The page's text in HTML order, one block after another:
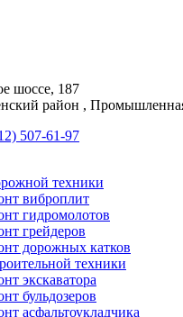
шоссе, 187
район ,
507-61-97
техники
виброплит
гидромолотов
грейдеров
дорожных катков
техники
экскаватора
бульдозеров
асфальтоукладчика